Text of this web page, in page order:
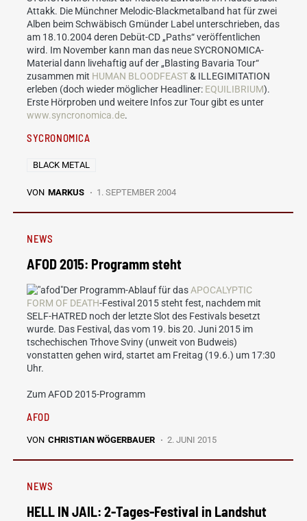
Attakk. Die Münchner Melodic-Blackmetalband hat für zwei
Alben beim Schwäbisch Gmünder Label unterschrieben, das
am 18.10.2004 deren Debüt-CD „Paths“ veröffentlichen
wird. Im November kann man das neue SYCRONOMICA-
Material dann livehaftig auf der „Blasting Bavaria Tour“
zusammen mit HUMAN BLOODFEAST& ILLEGIMITATION
erleben (doch wieder möglicher Headliner: EQUILIBRIUM).
Erste Hörproben und weitere Infos zur Tour gibt es unter
www.syncronomica.de.
SYCRONOMICA
BLACK METAL
VON MARKUS 1. SEPTEMBER 2004
NEWS
AFOD 2015: Programm steht
Der Programm-Ablauf für das APOCALYPTIC
FORM OF DEATH-Festival 2015 steht fest, nachdem mit
SELF-HATRED noch der letzte Slot des Festivals besetzt
wurde. Das Festival, das vom 19. bis 20. Juni 2015 im
tschechischen Trhove Sviny (unweit von Budweis)
vonstatten gehen wird, startet am Freitag (19.6.) um 17:30
Uhr.
Zum AFOD 2015-Programm
AFOD
VON CHRISTIAN WÖGERBAUER 2. JUNI 2015
NEWS
HELL IN JAIL: 2-Tages-Festival in Landshut